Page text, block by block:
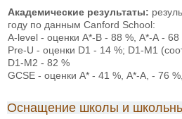
Академические результаты:
году по данным Canford School:
A-level - оценки A*-B - 88 %, А*-А - 68
Pre-U - оценки D1 - 14 %; D1-M1
D1-M2 - 82 %
GCSE - оценки A* - 41 %, А*-А, - 76
Оснащение школы и